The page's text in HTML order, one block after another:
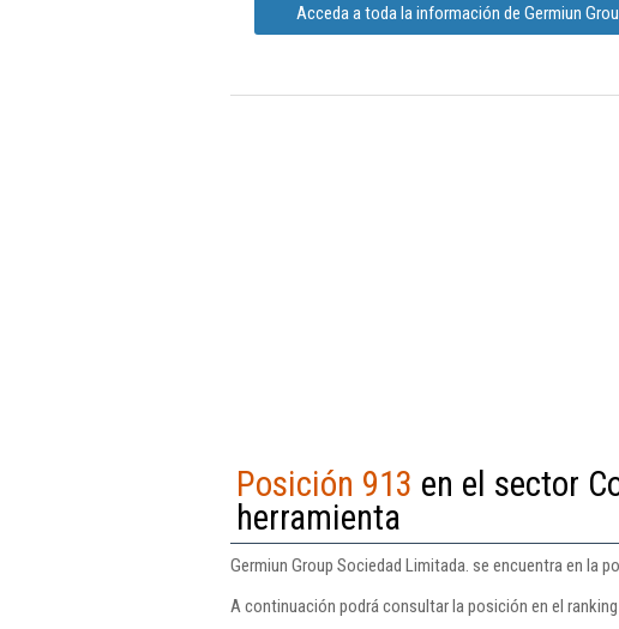
Acceda a toda la información de Germiun
Posición 913 en el sector
herramienta
Germiun Group Sociedad Limitada. se encuentra en la
A continuación podrá consultar la posición en el